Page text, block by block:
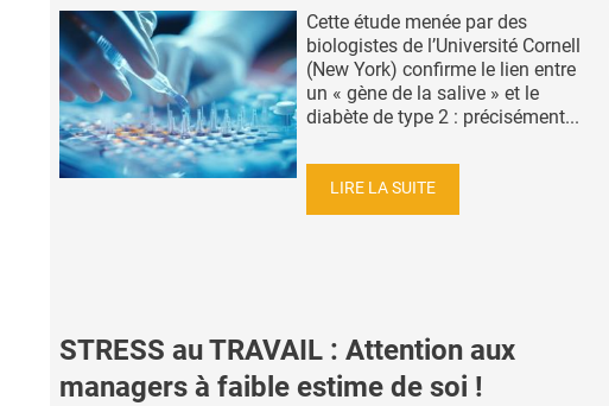
Cette étude menée par des
biologistes de l’Université Cornell
(New York) confirme le lien entre
un « gène de la salive » et le
diabète de type 2 : précisément...
LIRE LA SUITE
STRESS au TRAVAIL : Attention aux
managers à faible estime de soi !